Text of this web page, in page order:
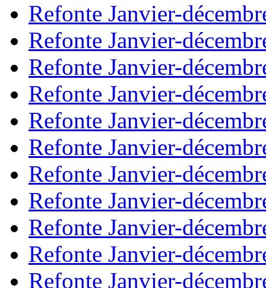
Refonte Janvier-
Refonte Janvier-
Refonte Janvier-
Refonte Janvier-
Refonte Janvier-
Refonte Janvier-
Refonte Janvier-
Refonte Janvier-
Refonte Janvier-
Refonte Janvier-
Refonte Janvier-